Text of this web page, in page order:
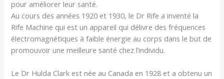
pour améliorer leur santé.
Au cours des années 1920 et 1930, le Dr Rife a inventé la
Rife Machine qui est un appareil qui délivre des fréquences
électromagnétiques à faible énergie au corps dans le but de
promouvoir une meilleure santé chez l’individu.
Le Dr Hulda Clark est née au Canada en 1928 et a obtenu un